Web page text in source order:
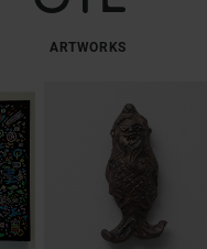
ARTWORKS